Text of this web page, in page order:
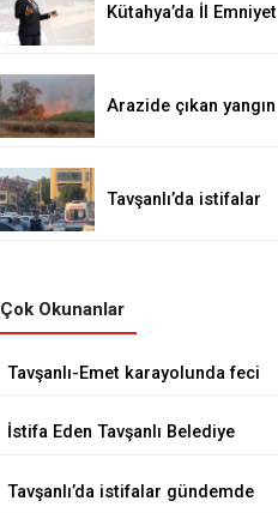
Kütahya’da İl Emniyet
etkili iletişim eğitimi
Arazide çıkan yangın
Tavşanlı’da istifalar
Çok Okunanlar
Tavşanlı-Emet karayolunda feci
İstifa Eden Tavşanlı Belediye
Tavşanlı’da istifalar gündemde